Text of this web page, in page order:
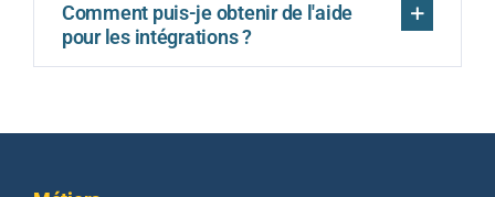
Comment puis-je obtenir de l'aide
pour les intégrations ?